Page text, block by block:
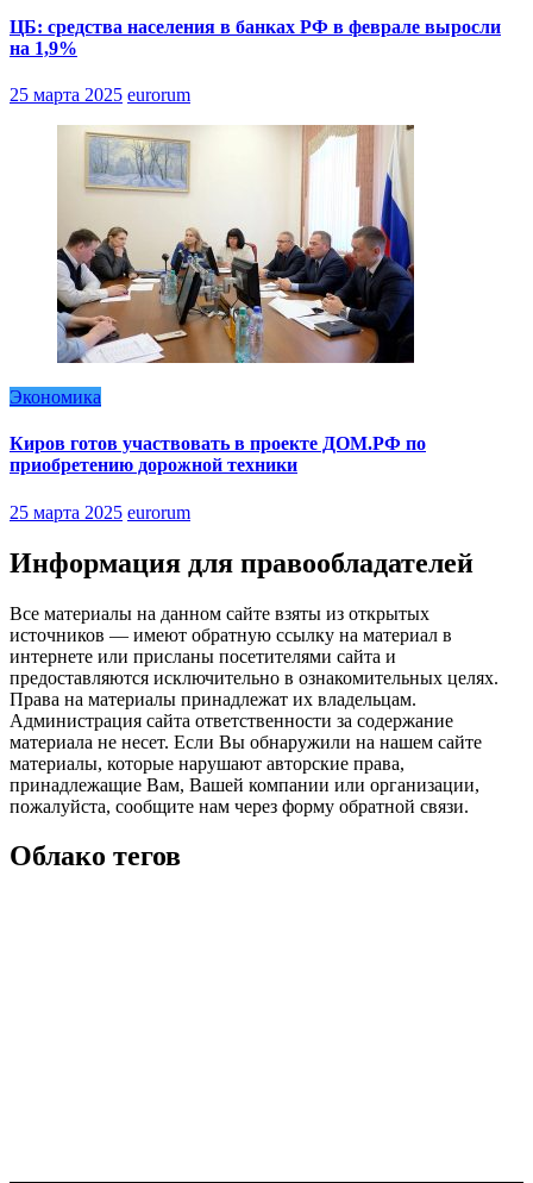
ЦБ: средства населения в банках РФ в феврале выросли
на 1,9%
25 марта 2025 eurorum
Экономика
Киров готов участвовать в проекте ДОМ.РФ по
приобретению дорожной техники
25 марта 2025 eurorum
Информация для правообладателей
Все материалы на данном сайте взяты из открытых
источников — имеют обратную ссылку на материал в
интернете или присланы посетителями сайта и
предоставляются исключительно в ознакомительных целях.
Права на материалы принадлежат их владельцам.
Администрация сайта ответственности за содержание
материала не несет. Если Вы обнаружили на нашем сайте
материалы, которые нарушают авторские права,
принадлежащие Вам, Вашей компании или организации,
пожалуйста, сообщите нам через форму обратной связи.
Облако тегов